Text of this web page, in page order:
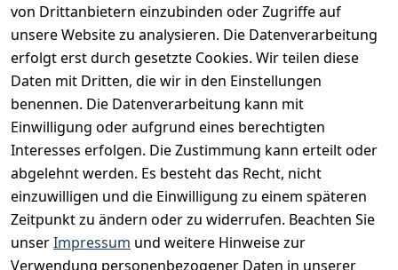
von Drittanbietern einzubinden oder Zugriffe auf
unsere Website zu analysieren. Die Datenverarbeitung
erfolgt erst durch gesetzte Cookies. Wir teilen diese
Daten mit Dritten, die wir in den Einstellungen
benennen. Die Datenverarbeitung kann mit
Einwilligung oder aufgrund eines berechtigten
Interesses erfolgen. Die Zustimmung kann erteilt oder
abgelehnt werden. Es besteht das Recht, nicht
einzuwilligen und die Einwilligung zu einem späteren
Zeitpunkt zu ändern oder zu widerrufen. Beachten Sie
unserImpressum und weitere Hinweise zur
Verwendung personenbezogener Daten in unserer
Widerrufsrecht
Datenschutz
Unser Unternehmen
Charity & Wohltätigkeit
BESUCHE UNS